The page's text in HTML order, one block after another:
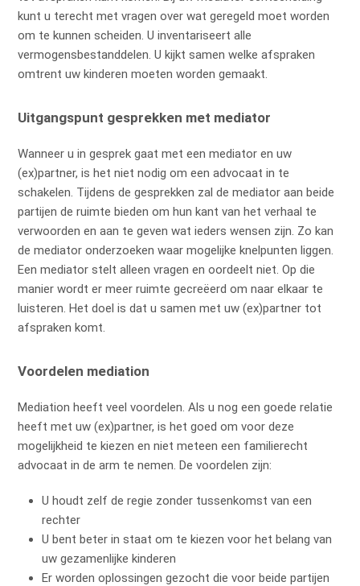
kunt u terecht met vragen over wat geregeld moet worden
om te kunnen scheiden. U inventariseert alle
vermogensbestanddelen. U kijkt samen welke afspraken
omtrent uw kinderen moeten worden gemaakt.
Uitgangspunt gesprekken met mediator
Wanneer u in gesprek gaat met een mediator en uw
(ex)partner, is het niet nodig om een advocaat in te
schakelen. Tijdens de gesprekken zal de mediator aan beide
partijen de ruimte bieden om hun kant van het verhaal te
verwoorden en aan te geven wat ieders wensen zijn. Zo kan
de mediator onderzoeken waar mogelijke knelpunten liggen.
Een mediator stelt alleen vragen en oordeelt niet. Op die
manier wordt er meer ruimte gecreëerd om naar elkaar te
luisteren. Het doel is dat u samen met uw (ex)partner tot
afspraken komt.
Voordelen mediation
Mediation heeft veel voordelen. Als u nog een goede relatie
heeft met uw (ex)partner, is het goed om voor deze
mogelijkheid te kiezen en niet meteen een familierecht
advocaat in de arm te nemen. De voordelen zijn:
U houdt zelf de regie zonder tussenkomst van een
rechter
U bent beter in staat om te kiezen voor het belang van
uw gezamenlijke kinderen
Er worden oplossingen gezocht die voor beide partijen